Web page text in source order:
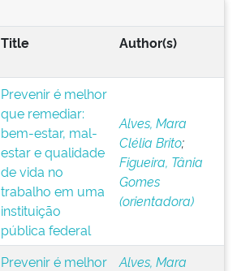
Title Author(s)
Prevenir é melhor
que remediar:
bem-estar, mal-
estar e qualidade
de vida no
trabalho em uma
instituição
pública federal
Alves, Mara
Clélia Brito;
Figueira, Tânia
Gomes
(orientadora)
Prevenir é melhor
Alves, Mara